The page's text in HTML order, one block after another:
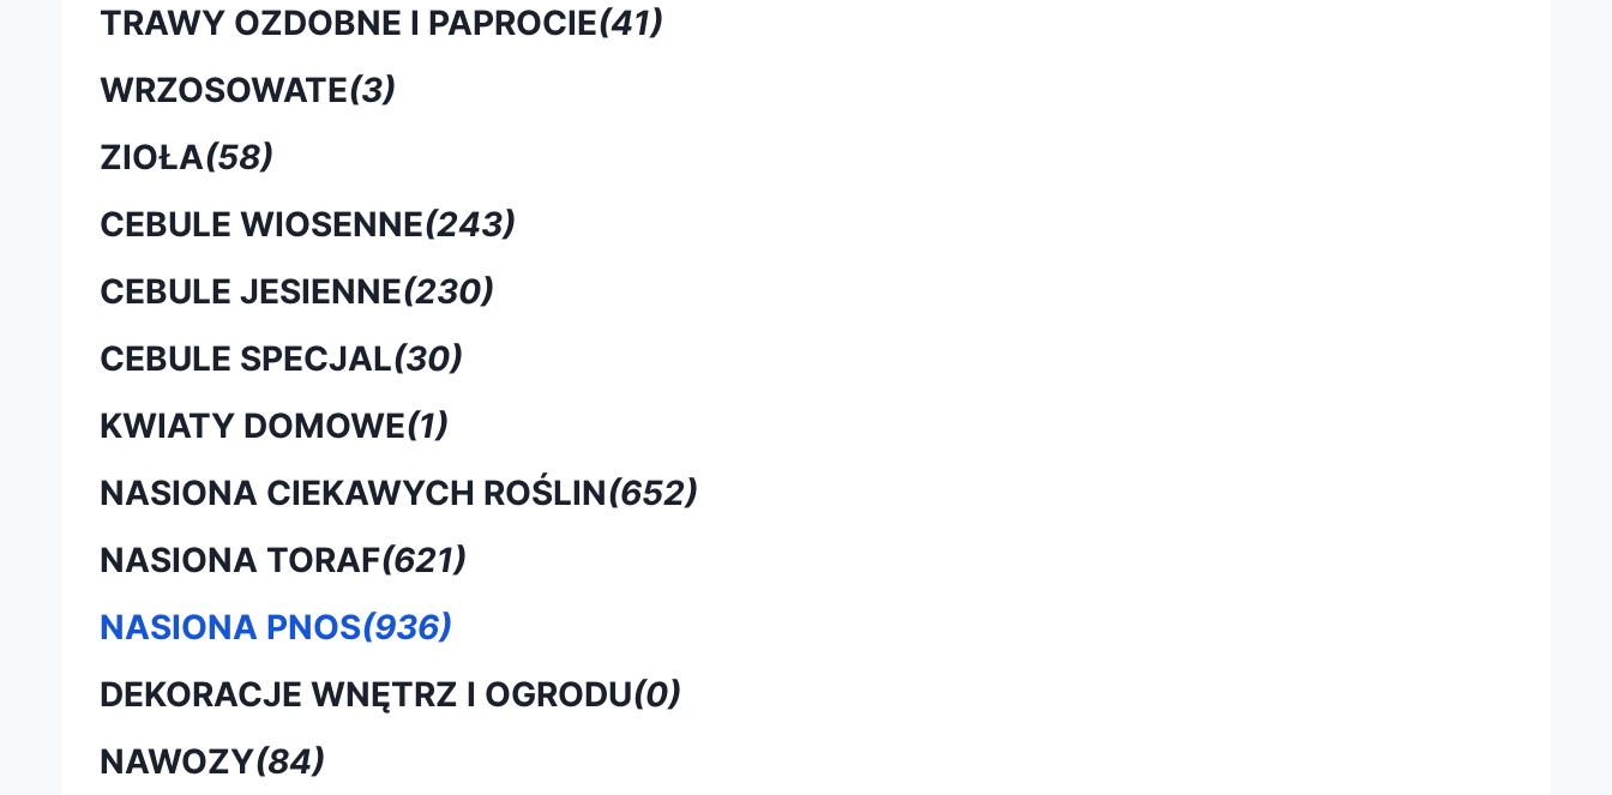
TRAWY OZDOBNE I PAPROCIE(41)
WRZOSOWATE(3)
ZIOŁA(58)
CEBULE WIOSENNE(243)
CEBULE JESIENNE(230)
CEBULE SPECJAL(30)
KWIATY DOMOWE(1)
NASIONA CIEKAWYCH ROŚLIN(652)
NASIONA TORAF(621)
NASIONA PNOS(936)
DEKORACJE WNĘTRZ I OGRODU(0)
NAWOZY(84)